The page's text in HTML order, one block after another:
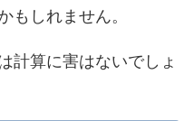
もしれません。
計算に害はないでしょ